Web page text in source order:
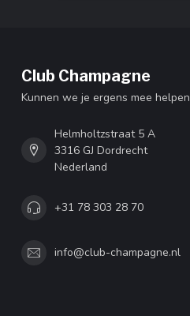
Club Champagne
Kunnen we je ergens mee helpen
Helmholtzstraat 5 A
3316 GJ Dordrecht
Nederland
+31 78 303 28 70
info@club-champagne.nl